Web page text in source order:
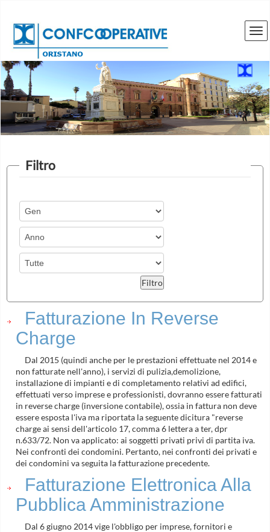
Filtro
Fatturazione In Reverse
Charge
Dal 2015 (quindi anche per le prestazioni effettuate nel 2014 e
non fatturate nell'anno), i servizi di pulizia,demolizione,
installazione di impianti e di completamento relativi ad edifici,
effettuati verso imprese e professionisti, dovranno essere fatturati
in reverse charge (inversione contabile), ossia in fattura non deve
essere esposta l'iva ma riportata la seguente dicitura "reverse
charge ai sensi dell'articolo 17, comma 6 lettera a ter, dpr
n.633/72. Non va applicato: ai soggetti privati privi di partita iva.
Nei confronti dei condomini. Pertanto, nei confronti dei privati e
dei condomini va seguita la fatturazione precedente.
Fatturazione Elettronica Alla
Pubblica Amministrazione
Dal 6 giugno 2014 vige l'obbligo per imprese, fornitori e